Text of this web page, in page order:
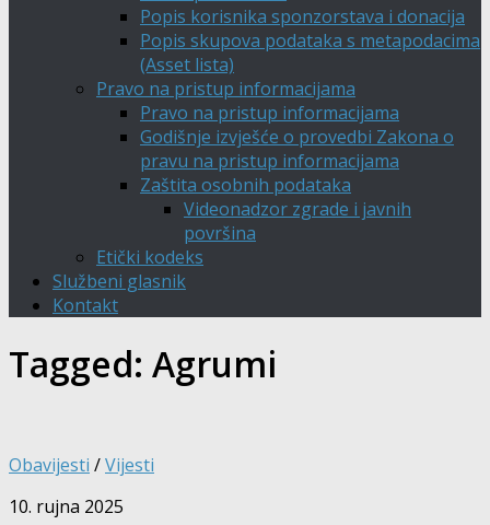
Popis korisnika sponzorstava i donacija
Popis skupova podataka s metapodacima
(Asset lista)
Pravo na pristup informacijama
Pravo na pristup informacijama
Godišnje izvješće o provedbi Zakona o
pravu na pristup informacijama
Zaštita osobnih podataka
Videonadzor zgrade i javnih
površina
Etički kodeks
Službeni glasnik
Kontakt
Tagged: Agrumi
Obavijesti /Vijesti
10. rujna 2025